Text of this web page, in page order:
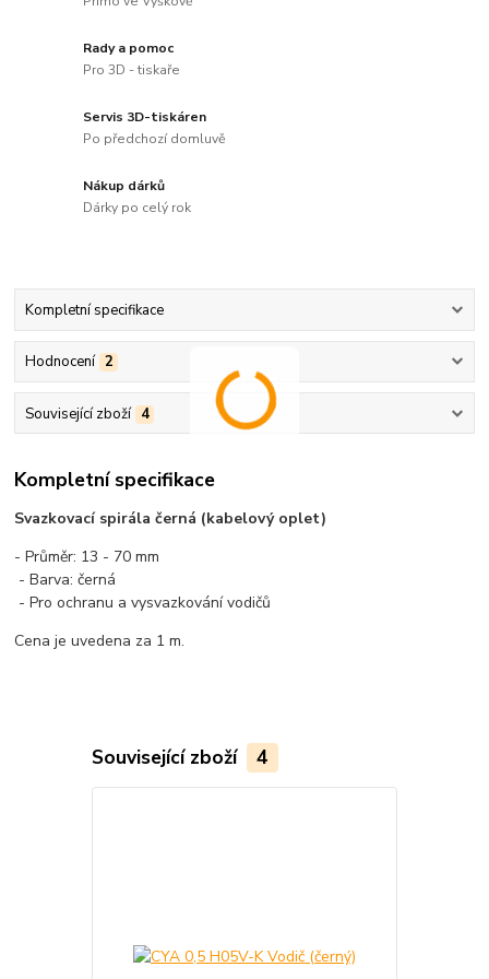
Rady a pomoc
Pro 3D - tiskaře
Servis 3D-tiskáren
Po předchozí domluvě
Nákup dárků
Dárky po celý rok
Kompletní specifikace
Hodnocení 2
Související zboží 4
Kompletní specifikace
Svazkovací spirála černá (kabelový oplet)
- Průměr: 13 - 70 mm
- Barva: černá
- Pro ochranu a vysvazkování vodičů
Cena je uvedena za 1 m.
Související zboží 4